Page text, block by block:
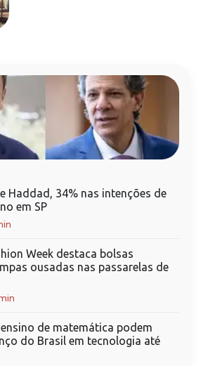
Haddad, 34% nas intenções de
em SP
Week destaca bolsas
ousadas nas passarelas de
de matemática podem
do Brasil em tecnologia até